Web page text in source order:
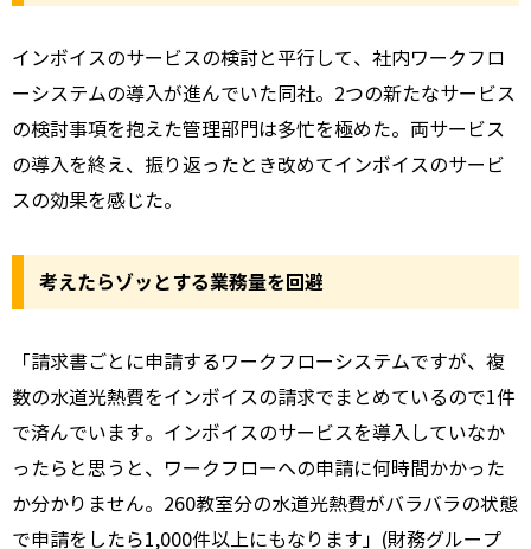
インボイスのサービスの検討と平行して、社内ワークフロ
ーシステムの導入が進んでいた同社。2つの新たなサービス
の検討事項を抱えた管理部門は多忙を極めた。両サービス
の導入を終え、振り返ったとき改めてインボイスのサービ
スの効果を感じた。
考えたらゾッとする業務量を回避
「請求書ごとに申請するワークフローシステムですが、複
数の水道光熱費をインボイスの請求でまとめているので1件
で済んでいます。インボイスのサービスを導入していなか
ったらと思うと、ワークフローへの申請に何時間かかった
か分かりません。260教室分の水道光熱費がバラバラの状態
で申請をしたら1,000件以上にもなります」(財務グループ